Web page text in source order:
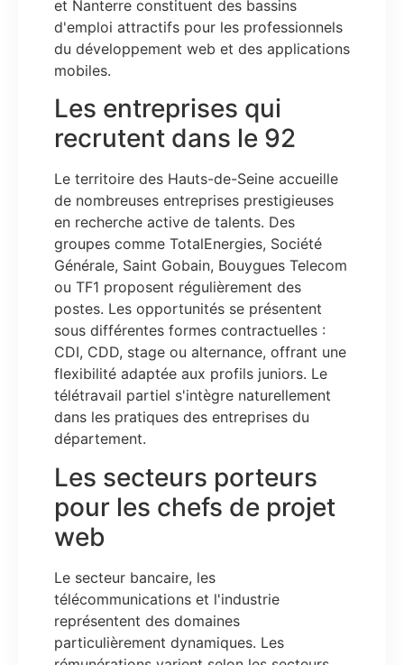
et Nanterre constituent des bassins
d'emploi attractifs pour les professionnels
du développement web et des applications
mobiles.
Les entreprises qui
recrutent dans le 92
Le territoire des Hauts-de-Seine accueille
de nombreuses entreprises prestigieuses
en recherche active de talents. Des
groupes comme TotalEnergies, Société
Générale, Saint Gobain, Bouygues Telecom
ou TF1 proposent régulièrement des
postes. Les opportunités se présentent
sous différentes formes contractuelles :
CDI, CDD, stage ou alternance, offrant une
flexibilité adaptée aux profils juniors. Le
télétravail partiel s'intègre naturellement
dans les pratiques des entreprises du
département.
Les secteurs porteurs
pour les chefs de projet
web
Le secteur bancaire, les
télécommunications et l'industrie
représentent des domaines
particulièrement dynamiques. Les